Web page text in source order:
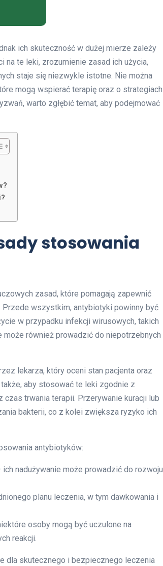
ich skuteczność w dużej mierze zależy
te leki, zrozumienie zasad ich użycia,
staje się niezwykle istotne. Nie można
mogą wspierać terapię oraz o strategiach
warto zgłębić temat, aby podejmować
stosowania
zasad, które pomagają zapewnić
wszystkim, antybiotyki powinny być
w przypadku infekcji wirusowych, takich
również prowadzić do niepotrzebnych
lekarza, który oceni stan pacjenta oraz
aby stosować te leki zgodnie z
trwania terapii. Przerywanie kuracji lub
bakterii, co z kolei zwiększa ryzyko ich
antybiotyków:
ich nadużywanie może prowadzić do rozwoju
planu leczenia, w tym dawkowania i
osoby mogą być uczulone na
reakcji.
dla skutecznego i bezpiecznego leczenia